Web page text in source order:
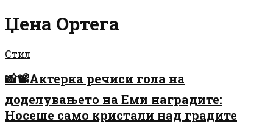
Џена Ортега
Стил
📸📽️Актерка речиси гола на
доделувањето на Еми наградите:
Носеше само кристали над градите